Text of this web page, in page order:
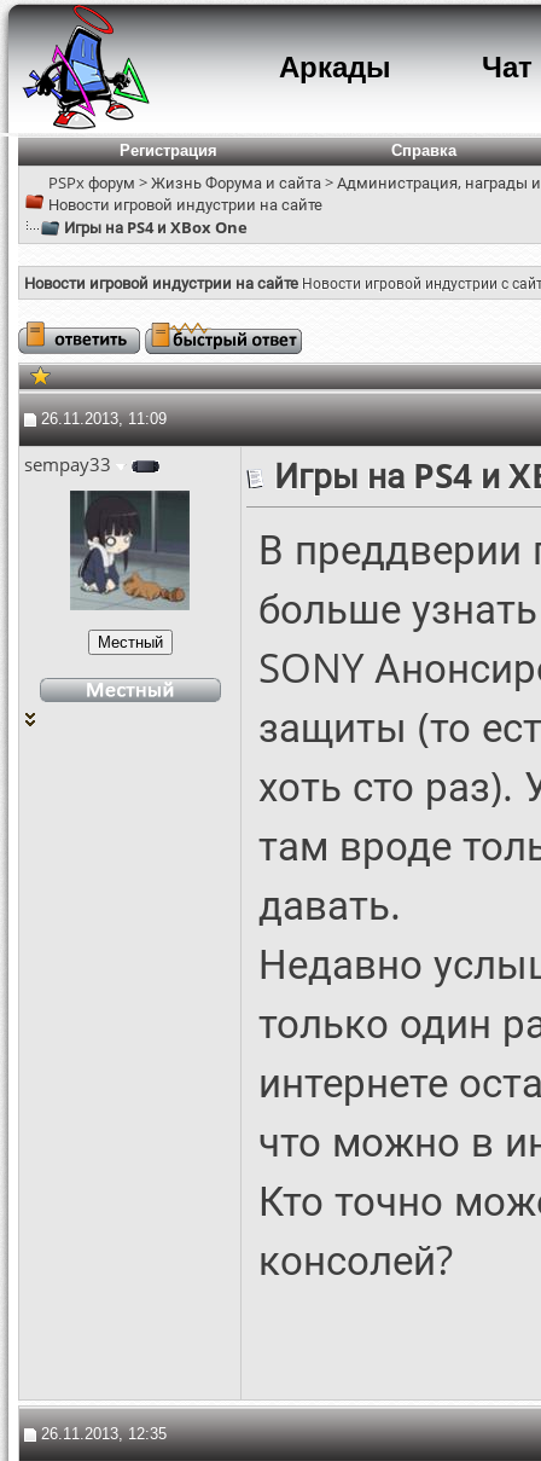
Аркады Чат
Регистрация Справка
PSPx форум >Жизнь Форума и сайта>Администрация, награды
Новости игровой индустрии на сайте
Игры на PS4 и XBox One
Новости игровой индустрии на сайтеНовости игровой индустрии с
26.11.2013, 11:09
sempay33 Игры на PS4 и
В преддверии
больше
SONY
защиты (то
хоть сто
там вроде
давать.
Недавно
только один
интернете
что можно в
Кто точно
консолей?
26.11.2013, 12:35